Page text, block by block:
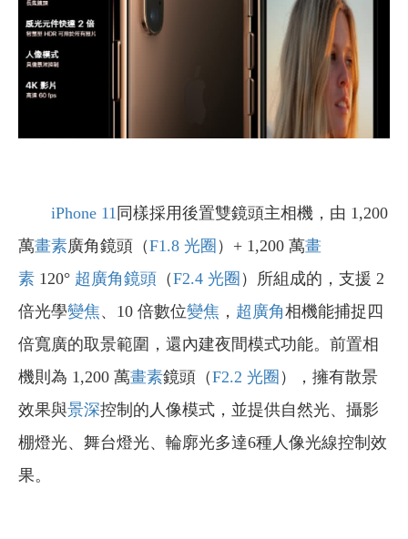
iPhone 11 同樣採用後置雙鏡頭主相機，由 1,200
萬畫素廣角鏡頭（F1.8 光圈 ）+ 1,200 萬畫
素 120° 超廣角鏡頭 （F2.4 光圈 ）所組成的，支援 2
倍光學變焦、10 倍數位變焦 ， 超廣角相機能捕捉四
倍寬廣的取景範圍，還內建夜間模式功能。前置相
機則為 1,200 萬畫素鏡頭（F2.2 光圈 ），擁有散景
效果與景深控制的人像模式，並提供自然光、攝影
棚燈光、舞台燈光、輪廓光多達6種人像光線控制效
果。